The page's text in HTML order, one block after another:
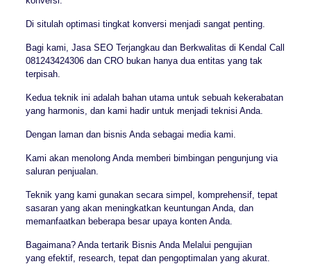
Di situlah optimasi tingkat konversi menjadi sangat penting.
Bagi kami, Jasa SEO Terjangkau dan Berkwalitas di Kendal Call
081243424306 dan CRO bukan hanya dua entitas yang tak
terpisah.
Kedua teknik ini adalah bahan utama untuk sebuah kekerabatan
yang harmonis, dan kami hadir untuk menjadi teknisi Anda.
Dengan laman dan bisnis Anda sebagai media kami.
Kami akan menolong Anda memberi bimbingan pengunjung via
saluran penjualan.
Teknik yang kami gunakan secara simpel, komprehensif, tepat
sasaran yang akan meningkatkan keuntungan Anda, dan
memanfaatkan beberapa besar upaya konten Anda.
Bagaimana? Anda tertarik Bisnis Anda Melalui pengujian
yang efektif, research, tepat dan pengoptimalan yang akurat.